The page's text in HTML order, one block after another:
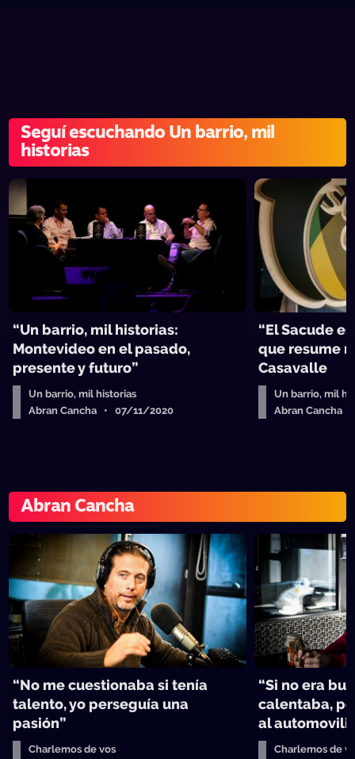
Seguí escuchando Un barrio, mil
historias
“Un barrio, mil historias:
Montevideo en el pasado,
presente y futuro”
Un barrio, mil historias
Abran Cancha • 07/11/2020
“El Sacude
que resume
Casavalle
Un barrio, mil
Abran Cancha
Abran Cancha
“No me cuestionaba si tenía
talento, yo perseguía una
pasión”
Charlemos de vos
“Si no era
calentaba,
al
Charlemos de